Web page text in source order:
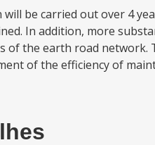
will be carried out over 4
In addition, more
of the earth road
of the efficiency of